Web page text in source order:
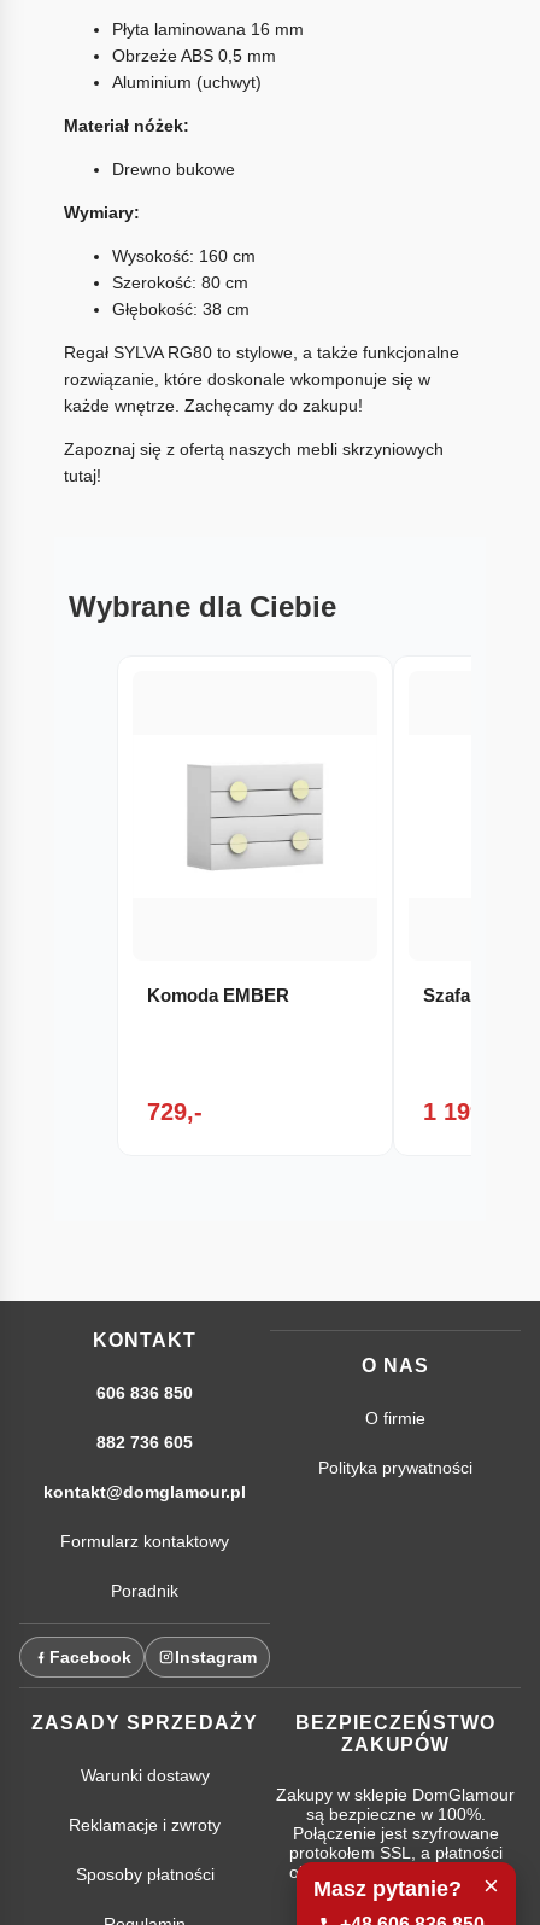
Płyta laminowana 16 mm
Obrzeże ABS 0,5 mm
Aluminium (uchwyt)
Materiał nóżek:
Drewno bukowe
Wymiary:
Wysokość: 160 cm
Szerokość: 80 cm
Głębokość: 38 cm
Regał SYLVA RG80 to stylowe, a także funkcjonalne
rozwiązanie, które doskonale wkomponuje się w
każde wnętrze. Zachęcamy do zakupu!
Zapoznaj się z ofertą naszych mebli skrzyniowych
tutaj!
Wybrane dla Ciebie
Komoda EMBER
729,-
Szafa ASPEN
1 199,-
KONTAKT
606 836 850
882 736 605
kontakt@domglamour.pl
Formularz kontaktowy
Poradnik
Facebook Instagram
O NAS
O firmie
Polityka prywatności
ZASADY SPRZEDAŻY
Warunki dostawy
Reklamacje i zwroty
Sposoby płatności
BEZPIECZEŃSTWO
ZAKUPÓW
Zakupy w sklepie DomGlamour
są bezpieczne w 100%.
Połączenie jest szyfrowane
protokołem SSL, a płatności
obsługują najpopularniejsze
systemy bankowe.
×
Masz pytanie?